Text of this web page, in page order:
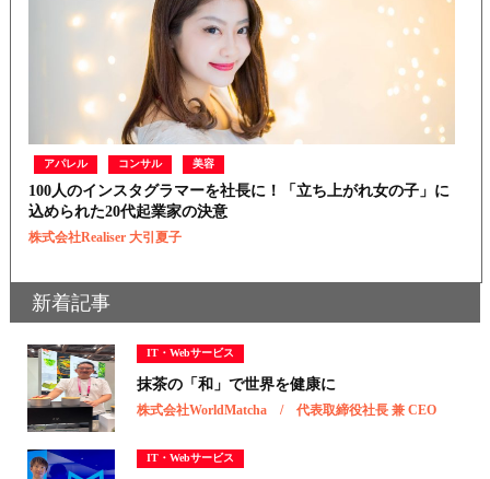
アパレル コンサル 美容
100人のインスタグラマーを社長に！「立ち上がれ女の子」に
込められた20代起業家の決意
株式会社Realiser 大引夏子
新着記事
IT・Webサービス
抹茶の「和」で世界を健康に
株式会社WorldMatcha / 代表取締役社長 兼 CEO
IT・Webサービス